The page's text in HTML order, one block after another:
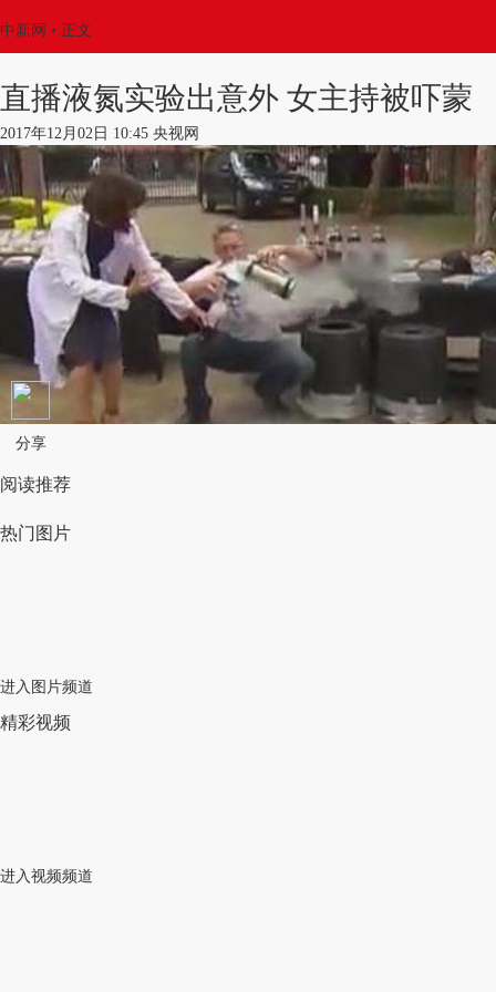
中新网 • 正文
直播液氮实验出意外 女主持被吓蒙
2017年12月02日 10:45 央视网
分享
阅读推荐
热门图片
进入图片频道
精彩视频
进入视频频道